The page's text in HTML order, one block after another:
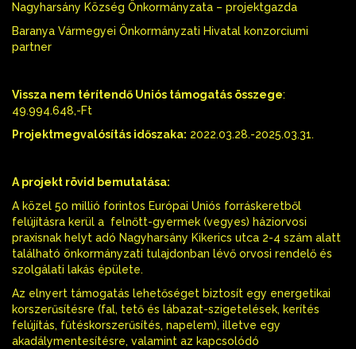
Nagyharsány Község Önkormányzata – projektgazda
Baranya Vármegyei Önkormányzati Hivatal konzorciumi
partner
Vissza nem térítendő Uniós támogatás összege:
49.994.648,-Ft
Projektmegvalósítás időszaka: 2022.03.28.-2025.03.31.
A projekt rövid bemutatása:
A közel 50 millió forintos Európai Uniós forráskeretből
felújításra kerül a felnőtt-gyermek (vegyes) háziorvosi
praxisnak helyt adó Nagyharsány Kikerics utca 2-4 szám alatt
található önkormányzati tulajdonban lévő orvosi rendelő és
szolgálati lakás épülete.
Az elnyert támogatás lehetőséget biztosít egy energetikai
korszerűsítésre (fal, tető és lábazat-szigetelések, kerítés
felújítás, fűtéskorszerűsítés, napelem), illetve egy
akadálymentesítésre, valamint az kapcsolódó